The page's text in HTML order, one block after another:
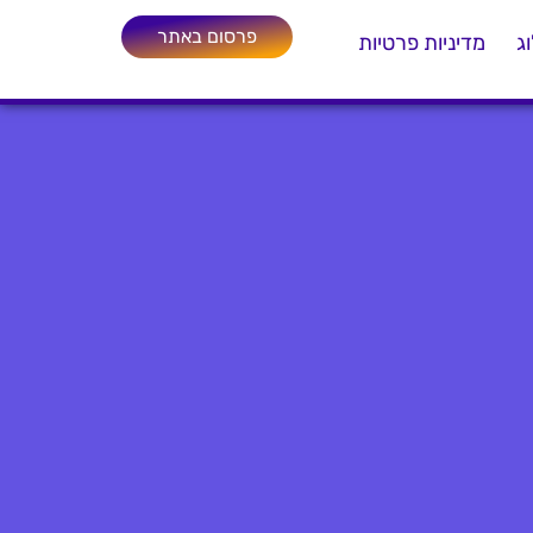
מדיניות פרטיות פרסום באתר